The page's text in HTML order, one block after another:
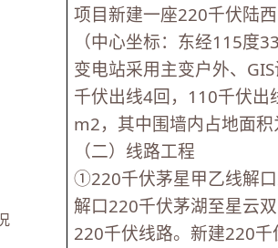
项目新建一座220千伏陆
（中心坐标：东经115度
变电站采用主变户外、
千伏出线4回，110千伏
m2，其中围墙内占地面
（二）线路工程
①220千伏茅星甲乙线解
解口220千伏茅湖至星云
220千伏线路。新建220